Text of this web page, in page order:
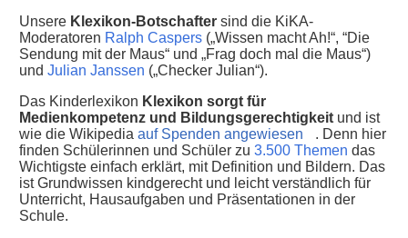
Unsere Klexikon-Botschafter sind die KiKA-
Moderatoren Ralph Caspers („Wissen macht Ah!“, “Die
Sendung mit der Maus“ und „Frag doch mal die Maus“)
und Julian Janssen („Checker Julian“).
Das Kinderlexikon Klexikon sorgt für
Medienkompetenz und Bildungsgerechtigkeit und ist
wie die Wikipedia auf Spenden angewiesen
. Denn hier
finden Schülerinnen und Schüler zu 3.500 Themen das
Wichtigste einfach erklärt, mit Definition und Bildern. Das
ist Grundwissen kindgerecht und leicht verständlich für
Unterricht, Hausaufgaben und Präsentationen in der
Schule.